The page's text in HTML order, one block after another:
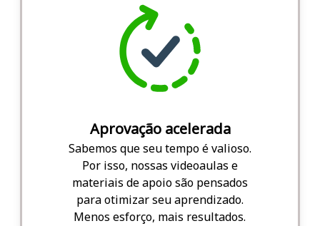
Aprovação acelerada
Sabemos que seu tempo é valioso.
Por isso, nossas videoaulas e
materiais de apoio são pensados
para otimizar seu aprendizado.
Menos esforço, mais resultados.